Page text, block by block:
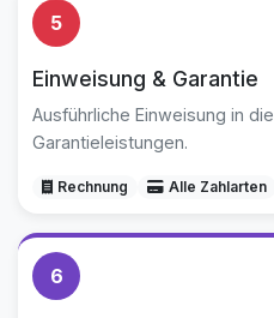
5
Einweisung & Garantie
Ausführliche Einweisung in
Garantieleistungen.
Rechnung Alle Zahlarten
6